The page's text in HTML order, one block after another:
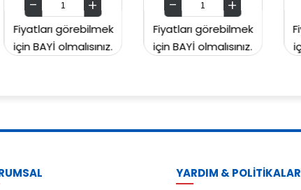
Fiyatları görebilmek
için BAYİ olmalısınız.
Fiyatları görebilmek
için BAYİ olmalısınız.
YARDIM & POLİTİKALAR